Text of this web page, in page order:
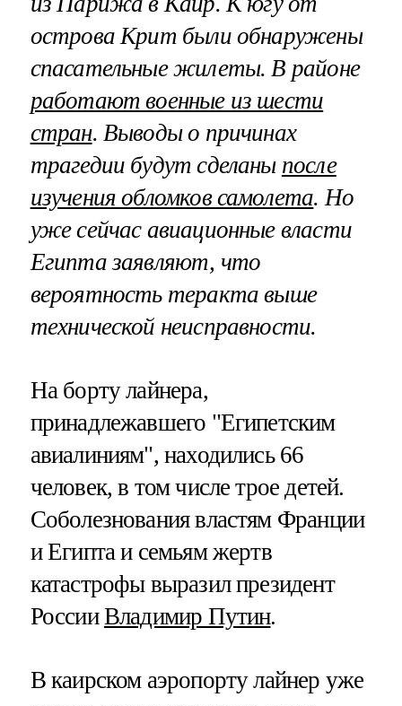
острова Крит были обнаружены
спасательные жилеты. В районе
работают военные из шести
стран. Выводы о причинах
трагедии будут сделаны после
изучения обломков самолета. Но
уже сейчас авиационные власти
Египта заявляют, что
вероятность теракта выше
технической неисправности.
На борту лайнера,
принадлежавшего "Египетским
авиалиниям", находились 66
человек, в том числе трое детей.
Соболезнования властям Франции
и Египта и семьям жертв
катастрофы выразил президент
РоссииВладимир Путин.
В каирском аэропорту лайнер уже